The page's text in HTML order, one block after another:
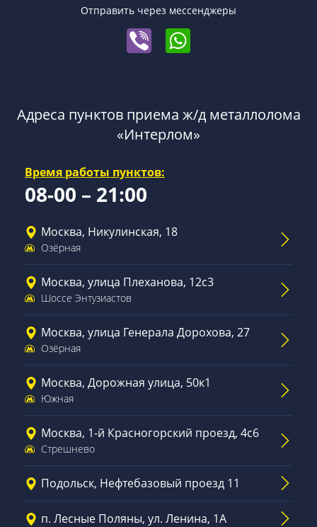
Отправить через мессенджеры
Адреса пунктов приема ж/д металлолома
«Интерлом»
Время работы пунктов:
08-00 – 21:00
Москва, Никулинская, 18
Озёрная
Москва, улица Плеханова, 12с3
Шоссе Энтузиастов
Москва, улица Генерала Дорохова, 27
Озёрная
Москва, Дорожная улица, 50к1
Южная
Москва, 1-й Красногорский проезд, 4с6
Стрешнево
Подольск, Нефтебазовый проезд 11
п. Лесные Поляны, ул. Ленина, 1А